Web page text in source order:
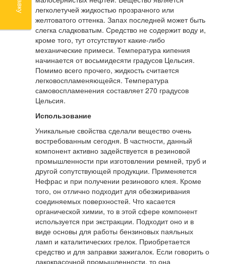
легколетучей жидкостью прозрачного или
желтоватого оттенка. Запах последней может быть
слегка сладковатым. Средство не содержит воду и,
кроме того, тут отсутствуют какие-либо
механические примеси. Температура кипения
начинается от восьмидесяти градусов Цельсия.
Помимо всего прочего, жидкость считается
легковоспламеняющейся. Температура
самовоспламенения составляет 270 градусов
Цельсия.
Использование
Уникальные свойства сделали вещество очень
востребованным сегодня. В частности, данный
компонент активно задействуется в резиновой
промышленности при изготовлении ремней, труб и
другой сопутствующей продукции. Применяется
Нефрас и при получении резинового клея. Кроме
того, он отлично подходит для обезжиривания
соединяемых поверхностей. Что касается
органической химии, то в этой сфере компонент
используется при экстракции. Подходит оно и в
виде основы для работы бензиновых паяльных
ламп и каталитических грелок. Приобретается
средство и для заправки зажигалок. Если говорить о
лакокрасочной промышленности, то она